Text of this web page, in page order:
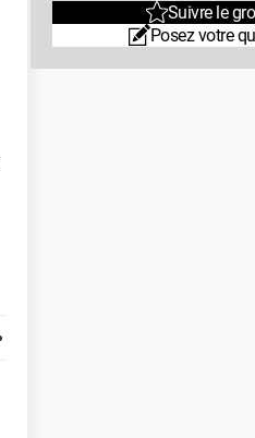
Suivre le
Posez votre